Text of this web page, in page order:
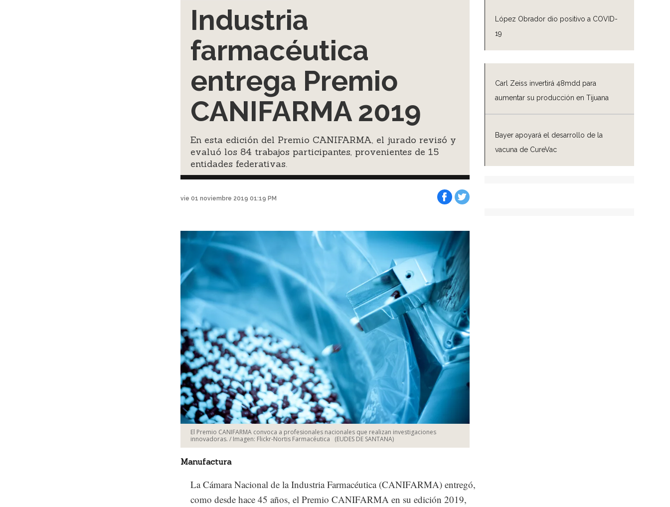
López Obrador dio positivo a COVID-
19
Carl Zeiss invertirá 48mdd para
aumentar su producción en Tijuana
Bayer apoyará el desarrollo de la
vacuna de CureVac
Industria
farmacéutica
entrega Premio
CANIFARMA 2019
En esta edición del Premio CANIFARMA, el jurado revisó y
evaluó los 84 trabajos participantes, provenientes de 15
entidades federativas.
vie 01 noviembre 2019 01:19 PM
El Premio CANIFARMA convoca a profesionales nacionales que realizan investigaciones
innovadoras. / Imagen: Flickr-Nortis Farmacéutica
(EUDES DE SANTANA)
Manufactura
La Cámara Nacional de la Industria Farmacéutica (CANIFARMA) entregó,
como desde hace 45 años, el Premio CANIFARMA en su edición 2019,